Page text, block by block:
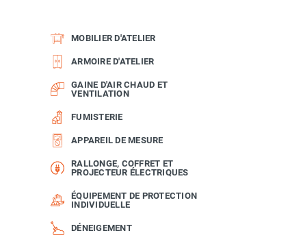
MOBILIER D'ATELIER
ARMOIRE D'ATELIER
GAINE D'AIR CHAUD ET
VENTILATION
FUMISTERIE
APPAREIL DE MESURE
RALLONGE, COFFRET ET
PROJECTEUR ÉLECTRIQUES
ÉQUIPEMENT DE PROTECTION
INDIVIDUELLE
DÉNEIGEMENT